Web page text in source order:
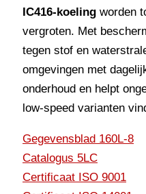
IC416-koeling worden
vergroten. Met
tegen stof en
omgevingen met
onderhoud en helpt
low-speed varianten
Gegevensblad 160L-8
Catalogus 5LC
Certificaat ISO 9001